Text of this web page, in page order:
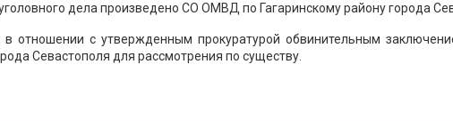
дела произведено СО ОМВД по Гагаринскому району города
в отношении с утвержденным прокуратурой обвинительным
Севастополя для рассмотрения по существу.